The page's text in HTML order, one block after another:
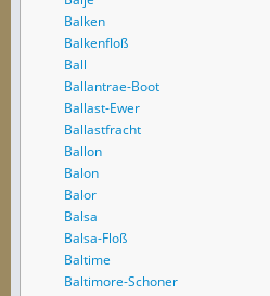
Balken
Balkenfloß
Ball
Ballantrae-Boot
Ballast-Ewer
Ballastfracht
Ballon
Balon
Balor
Balsa
Balsa-Floß
Baltime
Baltimore-Schoner